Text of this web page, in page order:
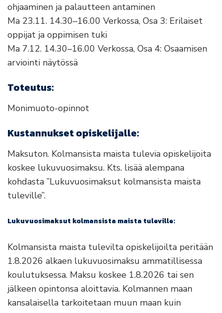
ohjaaminen ja palautteen antaminen
Ma 23.11. 14.30–16.00 Verkossa, Osa 3: Erilaiset
oppijat ja oppimisen tuki
Ma 7.12. 14.30–16.00 Verkossa, Osa 4: Osaamisen
arviointi näytössä
Toteutus:
Monimuoto-opinnot
Kustannukset opiskelijalle:
Maksuton. Kolmansista maista tulevia opiskelijoita
koskee lukuvuosimaksu. Kts. lisää alempana
kohdasta ”Lukuvuosimaksut kolmansista maista
tuleville”.
Lukuvuosimaksut kolmansista maista tuleville:
Kolmansista maista tulevilta opiskelijoilta peritään
1.8.2026 alkaen lukuvuosimaksu ammatillisessa
koulutuksessa. Maksu koskee 1.8.2026 tai sen
jälkeen opintonsa aloittavia. Kolmannen maan
kansalaisella tarkoitetaan muun maan kuin